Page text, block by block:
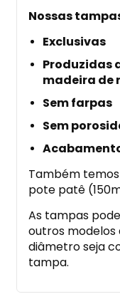
Nossas
Exclusivas
Produzidas
madeira de
Sem farpas
Sem
Também
pote patê
As tampas
outros modelos
diâmetro seja
tampa.